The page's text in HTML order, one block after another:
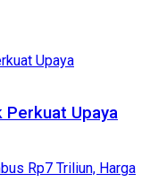
Perkuat Upaya